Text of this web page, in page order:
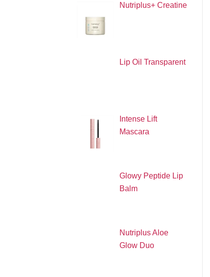
Nutriplus+ Creatine
Lip Oil Transparent
Intense Lift
Mascara
Glowy Peptide Lip
Balm
Nutriplus Aloe
Glow Duo